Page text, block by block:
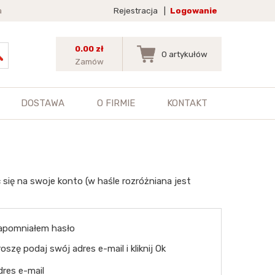
Rejestracja Logowanie
0.00 zł
Zamów
0 artykułów
DOSTAWA O FIRMIE KONTAKT
na swoje konto (w haśle rozróżniana jest
hasło
podaj swój adres e-mail i kliknij Ok
e-mail